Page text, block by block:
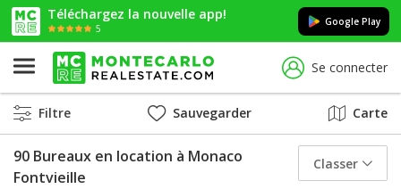
Téléchargez la nouvelle app!
5
Google Play
Se connecter
Filtre Sauvegarder Carte
90 Bureaux en location à Monaco
Fontvieille
Classer